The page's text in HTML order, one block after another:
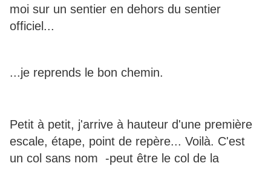
moi sur un sentier en dehors du sentier
officiel...
...je reprends le bon chemin.
Petit à petit, j'arrive à hauteur d'une première
escale, étape, point de repère... Voilà. C'est
un col sans nom -peut être le col de la